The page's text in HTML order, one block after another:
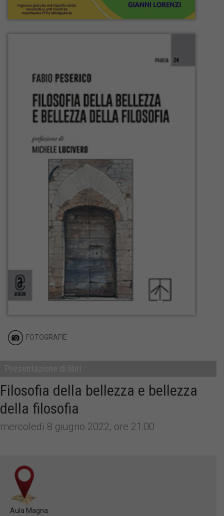
FOTOGRAFIE
Filosofia della bellezza e bellezza
della filosofia
mercoledì 8 giugno 2022, ore 21:00
Aula Magna